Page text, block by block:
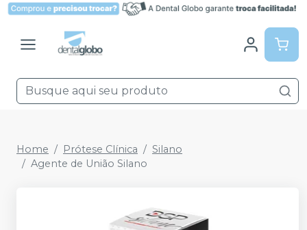
Home Prótese Clínica
Silano
Agente de União Silano